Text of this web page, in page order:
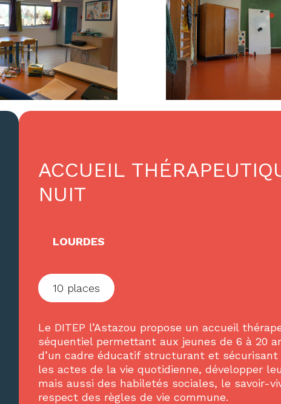
ACCUEIL
NUIT
LOURDES
10 places
Le DITEP l’Astazou propose un accueil
séquentiel permettant aux jeunes de 6 à 20
d’un cadre éducatif structurant et
les actes de la vie quotidienne, développer
mais aussi des habiletés sociales, le savoir-
respect des règles de vie commune.